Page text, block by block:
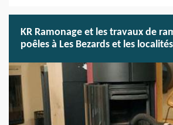
KR Ramonage et les travaux de
poêles à Les Bezards et les